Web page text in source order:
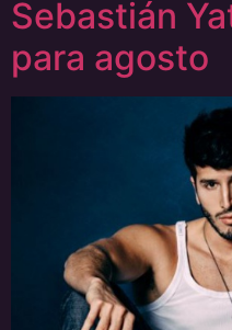
Sebastián
para agosto